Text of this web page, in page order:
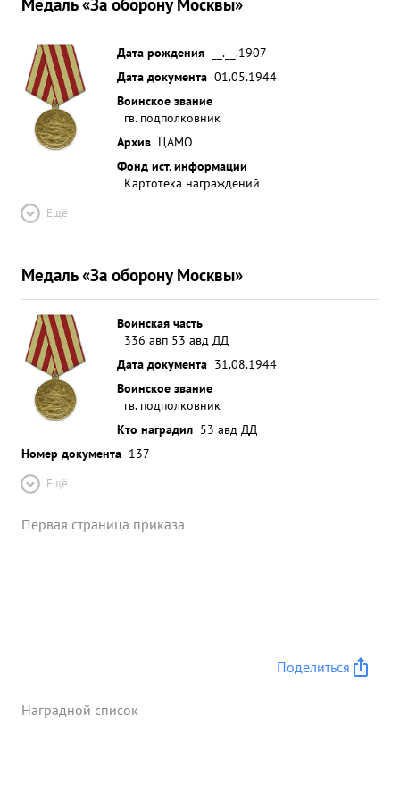
Дата рождения
__.__.1907
Дата документа 01.05.1944
Воинское звание
гв. подполковник
Архив ЦАМО
Фонд ист. информации
Картотека награждений
Ещё
Медаль «За оборону Москвы»
Воинская часть
336 авп 53 авд ДД
Дата документа 31.08.1944
Воинское звание
гв. подполковник
Кто наградил 53 авд ДД
Номер документа 137
Ещё
Первая страница приказа
Поделиться
Наградной список